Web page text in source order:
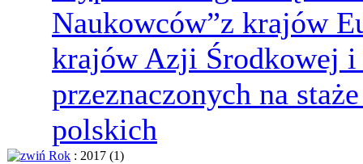
Naukowców”z krajów
krajów Azji Środkowej i
przeznaczonych na
polskich
Rok : 2017 ‎(1)